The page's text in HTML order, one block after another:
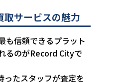
サービスの魅力
も信頼できるプラット
るのがRecord Cityで
たスタッフが査定を